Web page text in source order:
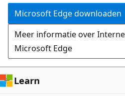
Microsoft Edge downloaden
Meer informatie over
Microsoft Edge
Learn